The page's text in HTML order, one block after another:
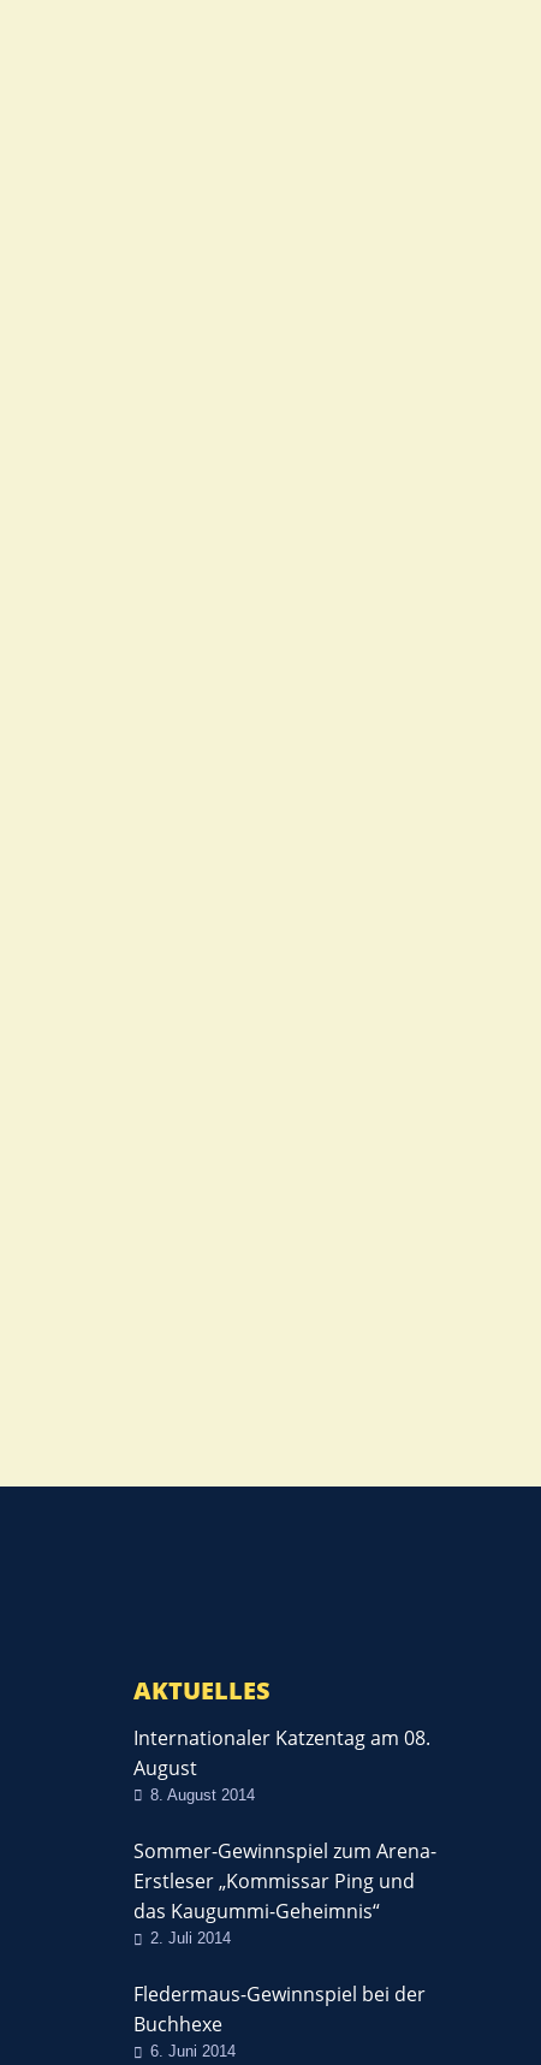
AKTUELLES
Internationaler Katzentag am 08.
August
8. August 2014
Sommer-Gewinnspiel zum Arena-
Erstleser „Kommissar Ping und
das Kaugummi-Geheimnis“
2. Juli 2014
Fledermaus-Gewinnspiel bei der
Buchhexe
6. Juni 2014